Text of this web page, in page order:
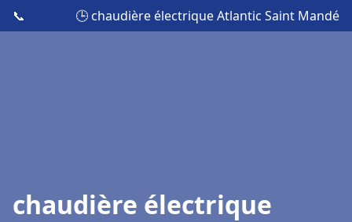
📞 🕒 chaudière électrique Atlantic Saint Mandé
chaudière électrique